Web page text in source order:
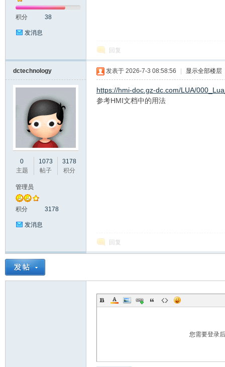
积分 38
发消息
回复
dctechnology
0
主题
1073
帖子
3178
积分
管理员
积分 3178
发消息
发表于 2026-7-3 08:58:56 显示全部楼层
https://hmi-doc.gz-dc.com/LUA/
参考HMI文档中的用法
回复
您需要登录